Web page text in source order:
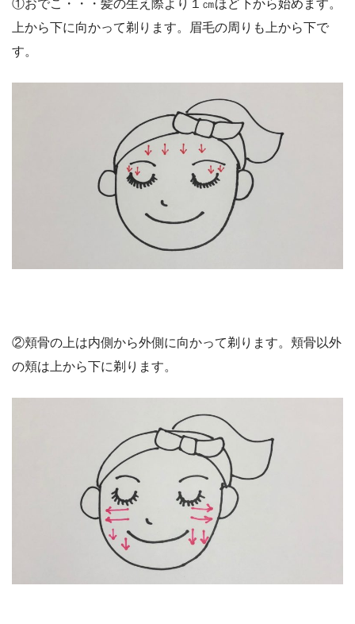
①おでこ・・・髪の生え際より１㎝ほど下から始めます。
上から下に向かって剃ります。眉毛の周りも上から下で
す。
②頬骨の上は内側から外側に向かって剃ります。頬骨以外
の頬は上から下に剃ります。